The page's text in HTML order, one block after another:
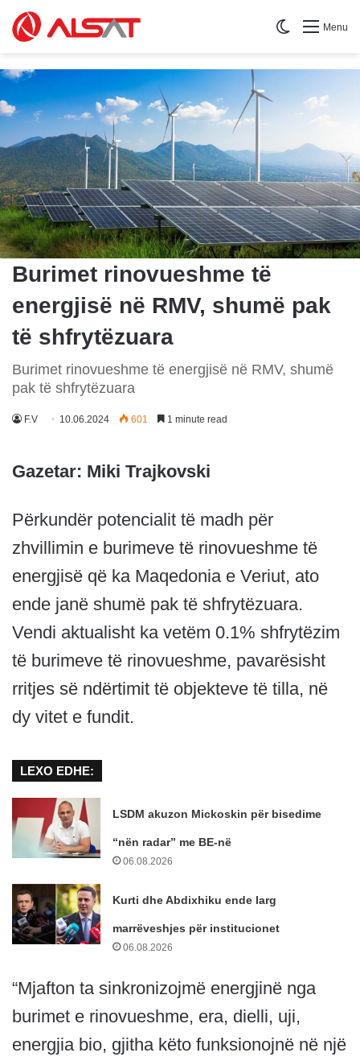
Menu
Switch skin
Burimet rinovueshme të
energjisë në RMV, shumë pak
të shfrytëzuara
Burimet rinovueshme të energjisë në RMV, shumë
pak të shfrytëzuara
F.V 10.06.2024 601 1 minute read
Gazetar: Miki Trajkovski
Përkundër potencialit të madh për
zhvillimin e burimeve të rinovueshme të
energjisë që ka Maqedonia e Veriut, ato
ende janë shumë pak të shfrytëzuara.
Vendi aktualisht ka vetëm 0.1% shfrytëzim
të burimeve të rinovueshme, pavarësisht
rritjes së ndërtimit të objekteve të tilla, në
dy vitet e fundit.
LEXO EDHE:
LSDM akuzon Mickoskin për bisedime
“nën radar” me BE-në
06.08.2026
Kurti dhe Abdixhiku ende larg
marrëveshjes për institucionet
06.08.2026
“Mjafton ta sinkronizojmë energjinë nga
burimet e rinovueshme, era, dielli, uji,
energjia bio, gjitha këto funksionojnë në një